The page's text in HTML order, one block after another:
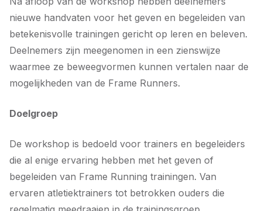
nieuwe handvaten voor het geven en begeleiden van
betekenisvolle trainingen gericht op leren en beleven.
Deelnemers zijn meegenomen in een zienswijze
waarmee ze beweegvormen kunnen vertalen naar de
mogelijkheden van de Frame Runners.
Doelgroep
De workshop is bedoeld voor trainers en begeleiders
die al enige ervaring hebben met het geven of
begeleiden van Frame Running trainingen. Van
ervaren atletiektrainers tot betrokken ouders die